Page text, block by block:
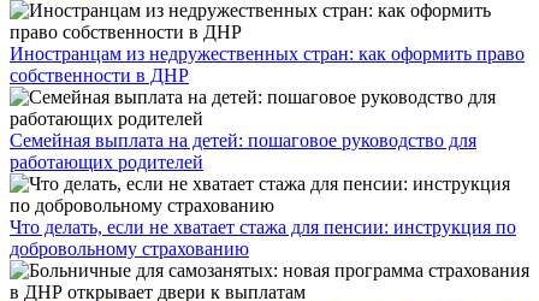
Иностранцам из недружественных стран: как оформить право
собственности в ДНР
Семейная выплата на детей: пошаговое руководство для
работающих родителей
Что делать, если не хватает стажа для пенсии: инструкция по
добровольному страхованию